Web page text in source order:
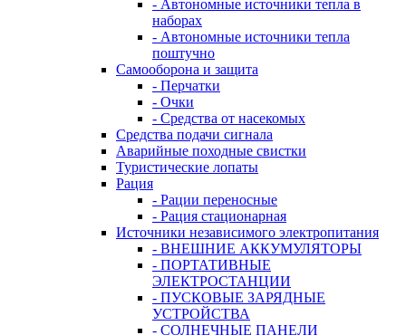
- Автономные источники тепла в
наборах
- Автономные источники тепла
поштучно
Самооборона и защита
- Перчатки
- Очки
- Средства от насекомых
Средства подачи сигнала
Аварийные походные свистки
Туристические лопаты
Рация
- Рации переносные
- Рация стационарная
Источники независимого электропитания
- ВНЕШНИЕ АККУМУЛЯТОРЫ
- ПОРТАТИВНЫЕ
ЭЛЕКТРОСТАНЦИИ
- ПУСКОВЫЕ ЗАРЯДНЫЕ
УСТРОЙСТВА
- СОЛНЕЧНЫЕ ПАНЕЛИ